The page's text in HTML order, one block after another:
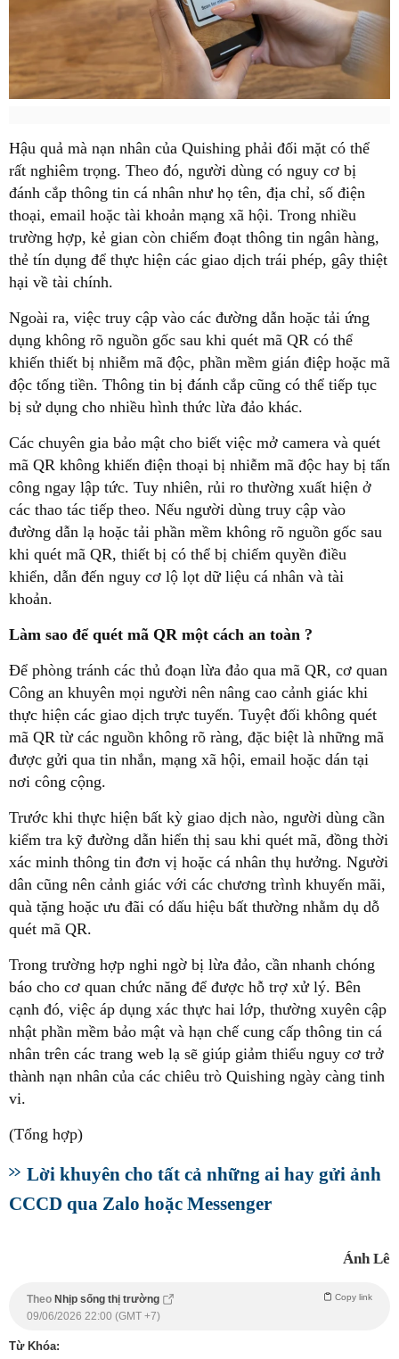
Hậu quả mà nạn nhân của Quishing phải đối mặt có thể
rất nghiêm trọng. Theo đó, người dùng có nguy cơ bị
đánh cắp thông tin cá nhân như họ tên, địa chỉ, số điện
thoại, email hoặc tài khoản mạng xã hội. Trong nhiều
trường hợp, kẻ gian còn chiếm đoạt thông tin ngân hàng,
thẻ tín dụng để thực hiện các giao dịch trái phép, gây thiệt
hại về tài chính.
Ngoài ra, việc truy cập vào các đường dẫn hoặc tải ứng
dụng không rõ nguồn gốc sau khi quét mã QR có thể
khiến thiết bị nhiễm mã độc, phần mềm gián điệp hoặc mã
độc tống tiền. Thông tin bị đánh cắp cũng có thể tiếp tục
bị sử dụng cho nhiều hình thức lừa đảo khác.
Các chuyên gia bảo mật cho biết việc mở camera và quét
mã QR không khiến điện thoại bị nhiễm mã độc hay bị tấn
công ngay lập tức. Tuy nhiên, rủi ro thường xuất hiện ở
các thao tác tiếp theo. Nếu người dùng truy cập vào
đường dẫn lạ hoặc tải phần mềm không rõ nguồn gốc sau
khi quét mã QR, thiết bị có thể bị chiếm quyền điều
khiển, dẫn đến nguy cơ lộ lọt dữ liệu cá nhân và tài
khoản.
Làm sao để quét mã QR một cách an toàn ?
Để phòng tránh các thủ đoạn lừa đảo qua mã QR, cơ quan
Công an khuyên mọi người nên nâng cao cảnh giác khi
thực hiện các giao dịch trực tuyến. Tuyệt đối không quét
mã QR từ các nguồn không rõ ràng, đặc biệt là những mã
được gửi qua tin nhắn, mạng xã hội, email hoặc dán tại
nơi công cộng.
Trước khi thực hiện bất kỳ giao dịch nào, người dùng cần
kiểm tra kỹ đường dẫn hiển thị sau khi quét mã, đồng thời
xác minh thông tin đơn vị hoặc cá nhân thụ hưởng. Người
dân cũng nên cảnh giác với các chương trình khuyến mãi,
quà tặng hoặc ưu đãi có dấu hiệu bất thường nhằm dụ dỗ
quét mã QR.
Trong trường hợp nghi ngờ bị lừa đảo, cần nhanh chóng
báo cho cơ quan chức năng để được hỗ trợ xử lý. Bên
cạnh đó, việc áp dụng xác thực hai lớp, thường xuyên cập
nhật phần mềm bảo mật và hạn chế cung cấp thông tin cá
nhân trên các trang web lạ sẽ giúp giảm thiểu nguy cơ trở
thành nạn nhân của các chiêu trò Quishing ngày càng tinh
vi.
(Tổng hợp)
Lời khuyên cho tất cả những ai hay gửi ảnh
CCCD qua Zalo hoặc Messenger
Ánh Lê
Theo Nhịp sống thị trường Copy link
09/06/2026 22:00 (GMT +7)
Từ Khóa: